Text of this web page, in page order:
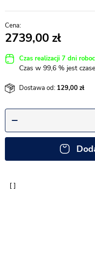
2739,00
Czas realizacji 7 dni
Czas w 99,6 % jest
Dostawa od: 129,00